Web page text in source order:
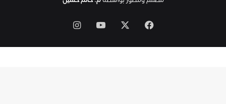
فيسبوك ‫YouTubeانستقرام